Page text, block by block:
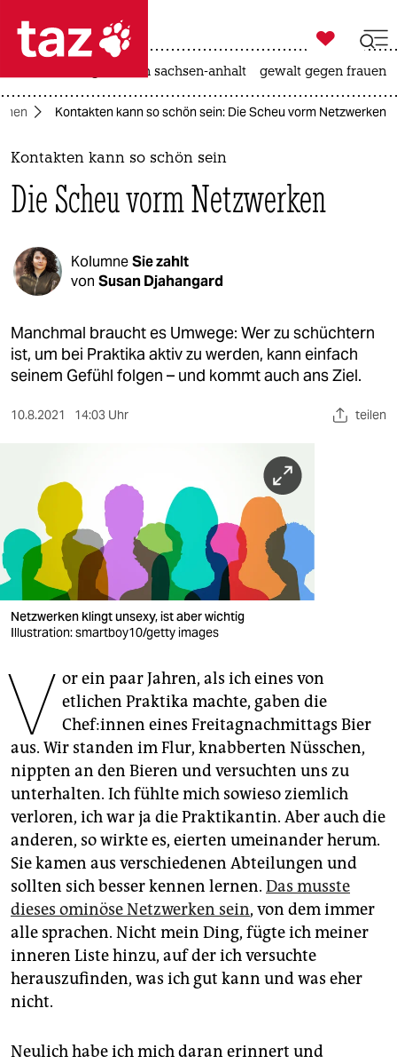
 taz zahl ich
taz zahl ich
themen
politik
öko
gesellschaft
kultur
sport
wahrheit
verlag
verlag
veranstaltungen
shop
unterstützen
abo
genossenschaft
epaper login

taz zahl ich
landtagswahl in sachsen-anhalt gewalt gegen frauen
Kontakten kann so schön sein: Die Scheu vorm Netzwerken
Kontakten kann so schön sein
Die Scheu vorm Netzwerken
KolumneSie zahlt
von Susan Djahangard
Manchmal braucht es Umwege: Wer zu schüchtern
ist, um bei Praktika aktiv zu werden, kann einfach
seinem Gefühl folgen – und kommt auch ans Ziel.
10.8.2021 14:03 Uhr teilen
Netzwerken klingt unsexy, ist aber wichtig
Illustration: smartboy10/getty images
V or ein paar Jahren, als ich eines von
etlichen Praktika machte, gaben die
Chef:in­nen eines Freitagnachmittags Bier
aus. Wir standen im Flur, knabberten Nüsschen,
nippten an den Bieren und versuchten uns zu
unterhalten. Ich fühlte mich sowieso ziemlich
verloren, ich war ja die Praktikantin. Aber auch die
anderen, so wirkte es, eierten umeinander herum.
Sie kamen aus verschiedenen Abteilungen und
sollten sich besser kennen lernen. Das musste
dieses ominöse Netzwerken sein, von dem immer
alle sprachen. Nicht mein Ding, fügte ich meiner
inneren Liste hinzu, auf der ich versuchte
herauszufinden, was ich gut kann und was eher
nicht.
Neulich habe ich mich daran erinnert und